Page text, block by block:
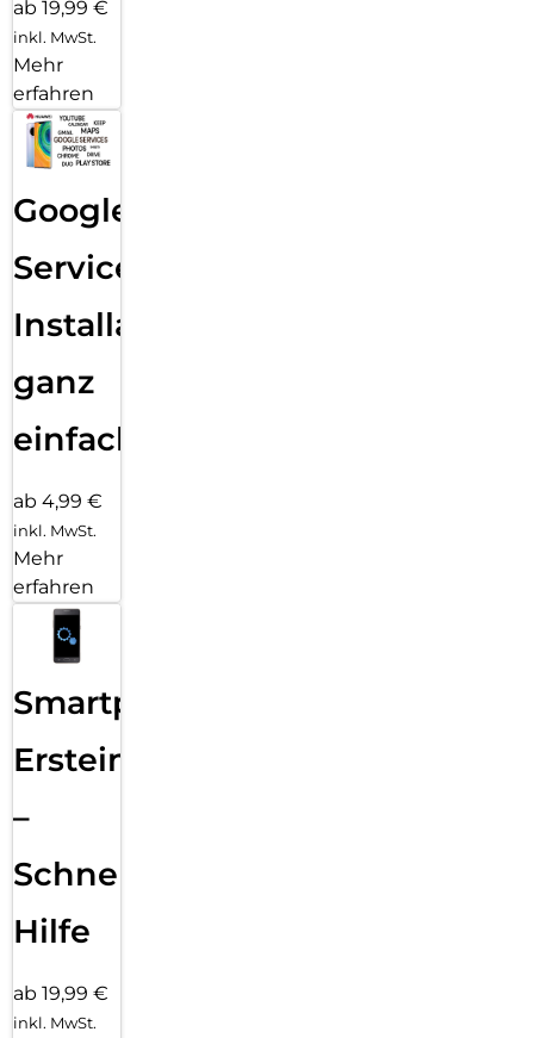
ab 19,99 €
inkl. MwSt.
Mehr
erfahren
Google
Services
Installation
ganz
einfach
ab 4,99 €
inkl. MwSt.
Mehr
erfahren
Smartphone
Ersteinrichtung
–
Schnelle
Hilfe
ab 19,99 €
inkl. MwSt.